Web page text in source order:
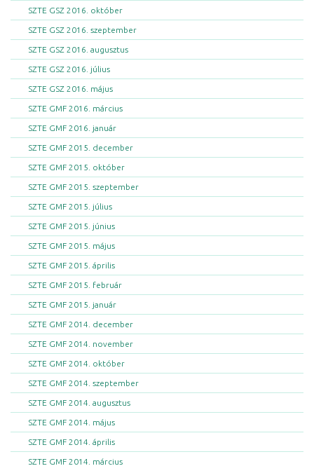
SZTE GSZ 2016. október
SZTE GSZ 2016. szeptember
SZTE GSZ 2016. augusztus
SZTE GSZ 2016. július
SZTE GSZ 2016. május
SZTE GMF 2016. március
SZTE GMF 2016. január
SZTE GMF 2015. december
SZTE GMF 2015. október
SZTE GMF 2015. szeptember
SZTE GMF 2015. július
SZTE GMF 2015. június
SZTE GMF 2015. május
SZTE GMF 2015. április
SZTE GMF 2015. február
SZTE GMF 2015. január
SZTE GMF 2014. december
SZTE GMF 2014. november
SZTE GMF 2014. október
SZTE GMF 2014. szeptember
SZTE GMF 2014. augusztus
SZTE GMF 2014. május
SZTE GMF 2014. április
SZTE GMF 2014. március